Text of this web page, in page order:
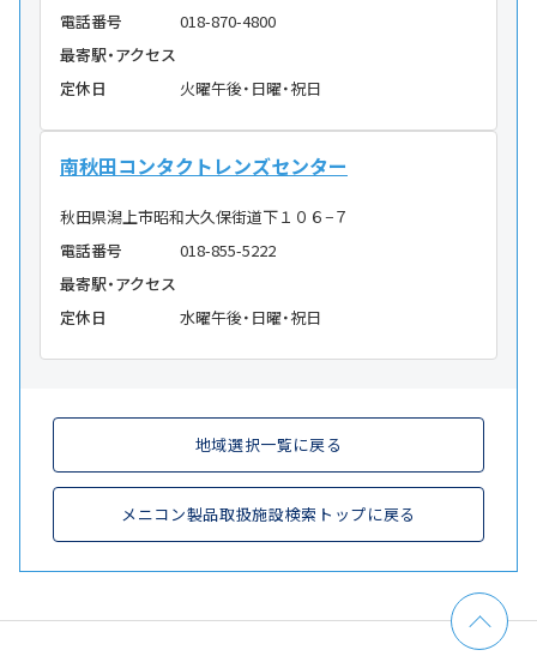
電話番号
018-870-4800
最寄駅・アクセス
定休日
火曜午後・日曜・祝日
南秋田コンタクトレンズセンター
秋田県潟上市昭和大久保街道下１０６−７
電話番号
018-855-5222
最寄駅・アクセス
定休日
水曜午後・日曜・祝日
地域選択一覧に戻る
メニコン製品取扱施設検索トップに戻る